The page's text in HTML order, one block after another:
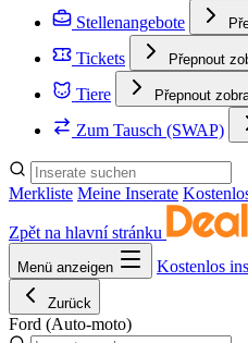
Stellenangebote
Tickets Přepnout
Tiere Přepnout
Zum Tausch (SWAP)
Merkliste Meine Inserate
Zpět na hlavní stránku
Menü anzeigen Kostenlos
Zurück
Ford (Auto-moto)